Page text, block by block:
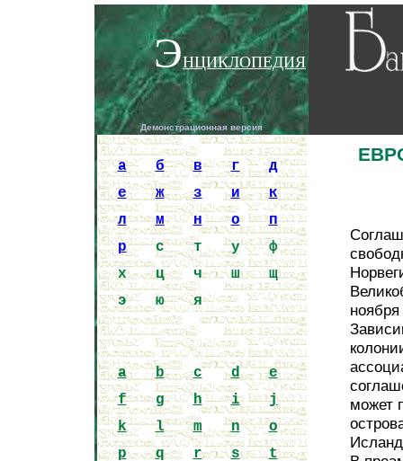
ЭНЦИКЛОПЕДИЯ
Демонстрационная версия
a б в г
д
е
ж з и
к
л
м н о
п
р
с т у
ф
х
ц ч ш
щ
э
ю я
a b c d
e
f
g h i
j
k
l m n
o
p
q r s
t
может